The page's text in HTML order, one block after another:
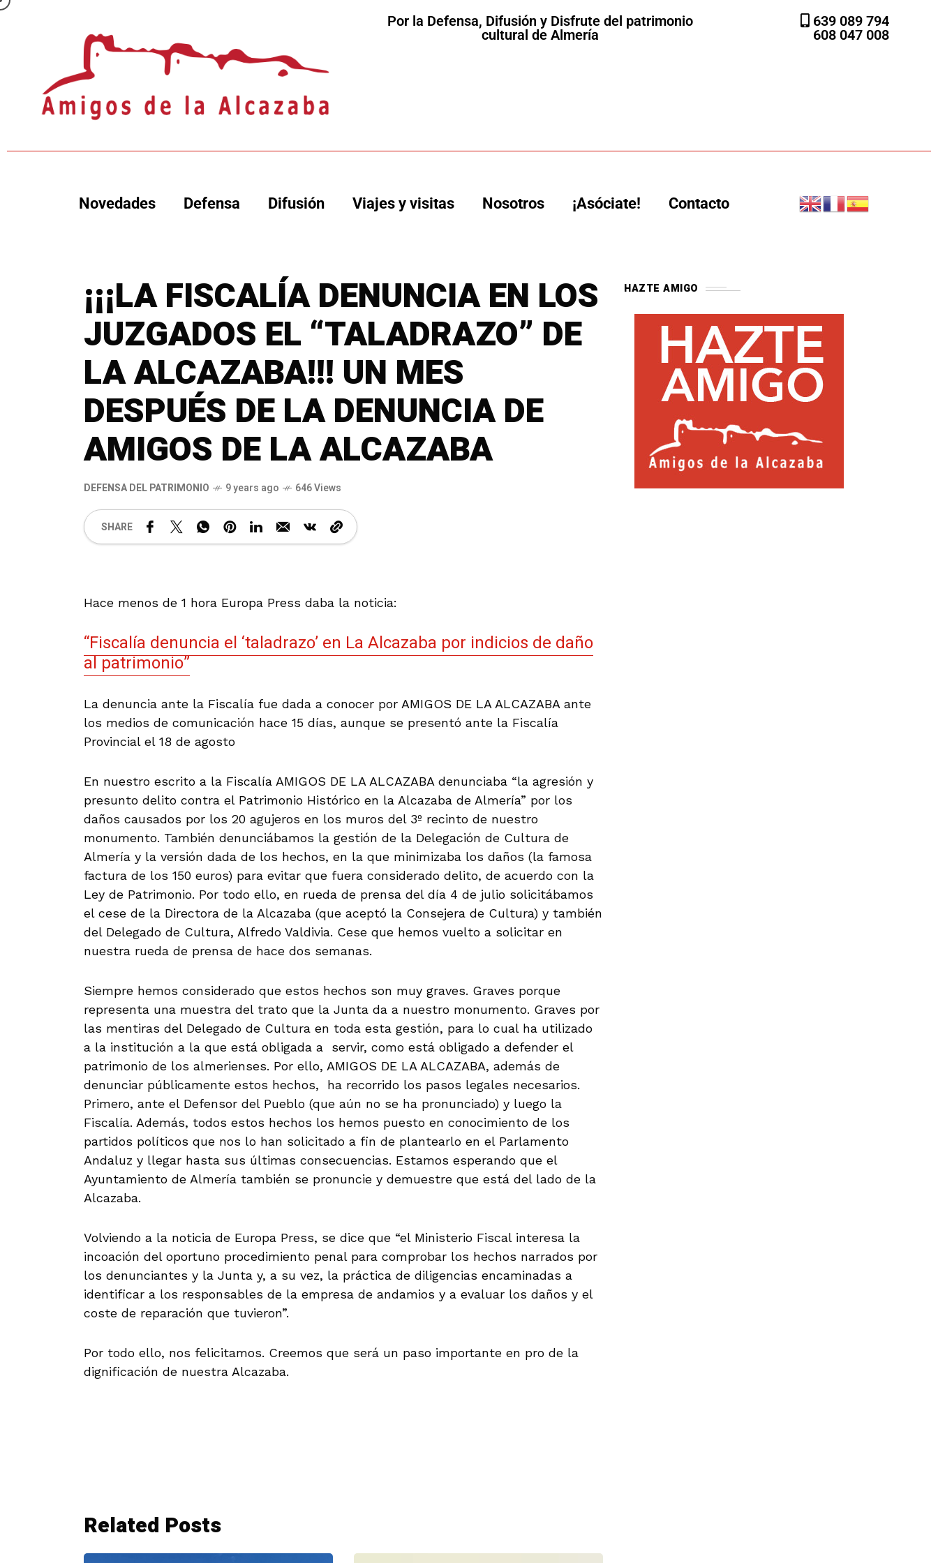
Por la Defensa, Difusión y Disfrute del patrimonio
cultural de Almería
639 089 794
608 047 008
Novedades Defensa Difusión Viajes y visitas Nosotros ¡Asóciate! Contacto
¡¡¡LA FISCALÍA DENUNCIA EN LOS
JUZGADOS EL “TALADRAZO” DE
LA ALCAZABA!!! UN MES
DESPUÉS DE LA DENUNCIA DE
AMIGOS DE LA ALCAZABA
DEFENSA DEL PATRIMONIO 9 years ago 646 Views
SHARE
Hace menos de 1 hora Europa Press daba la noticia:
“Fiscalía denuncia el ‘taladrazo’ en La Alcazaba por indicios de daño
al patrimonio”
La denuncia ante la Fiscalía fue dada a conocer por AMIGOS DE LA ALCAZABA ante
los medios de comunicación hace 15 días, aunque se presentó ante la Fiscalía
Provincial el 18 de agosto
En nuestro escrito a la Fiscalía AMIGOS DE LA ALCAZABA denunciaba “la agresión y
presunto delito contra el Patrimonio Histórico en la Alcazaba de Almería” por los
daños causados por los 20 agujeros en los muros del 3º recinto de nuestro
monumento. También denunciábamos la gestión de la Delegación de Cultura de
Almería y la versión dada de los hechos, en la que minimizaba los daños (la famosa
factura de los 150 euros) para evitar que fuera considerado delito, de acuerdo con la
Ley de Patrimonio. Por todo ello, en rueda de prensa del día 4 de julio solicitábamos
el cese de la Directora de la Alcazaba (que aceptó la Consejera de Cultura) y también
del Delegado de Cultura, Alfredo Valdivia. Cese que hemos vuelto a solicitar en
nuestra rueda de prensa de hace dos semanas.
Siempre hemos considerado que estos hechos son muy graves. Graves porque
representa una muestra del trato que la Junta da a nuestro monumento. Graves por
las mentiras del Delegado de Cultura en toda esta gestión, para lo cual ha utilizado
a la institución a la que está obligada a servir, como está obligado a defender el
patrimonio de los almerienses. Por ello, AMIGOS DE LA ALCAZABA, además de
denunciar públicamente estos hechos, ha recorrido los pasos legales necesarios.
Primero, ante el Defensor del Pueblo (que aún no se ha pronunciado) y luego la
Fiscalía. Además, todos estos hechos los hemos puesto en conocimiento de los
partidos políticos que nos lo han solicitado a fin de plantearlo en el Parlamento
Andaluz y llegar hasta sus últimas consecuencias. Estamos esperando que el
Ayuntamiento de Almería también se pronuncie y demuestre que está del lado de la
Alcazaba.
Volviendo a la noticia de Europa Press, se dice que “el Ministerio Fiscal interesa la
incoación del oportuno procedimiento penal para comprobar los hechos narrados por
los denunciantes y la Junta y, a su vez, la práctica de diligencias encaminadas a
identificar a los responsables de la empresa de andamios y a evaluar los daños y el
coste de reparación que tuvieron”.
Por todo ello, nos felicitamos. Creemos que será un paso importante en pro de la
dignificación de nuestra Alcazaba.
Related Posts
HAZTE AMIGO